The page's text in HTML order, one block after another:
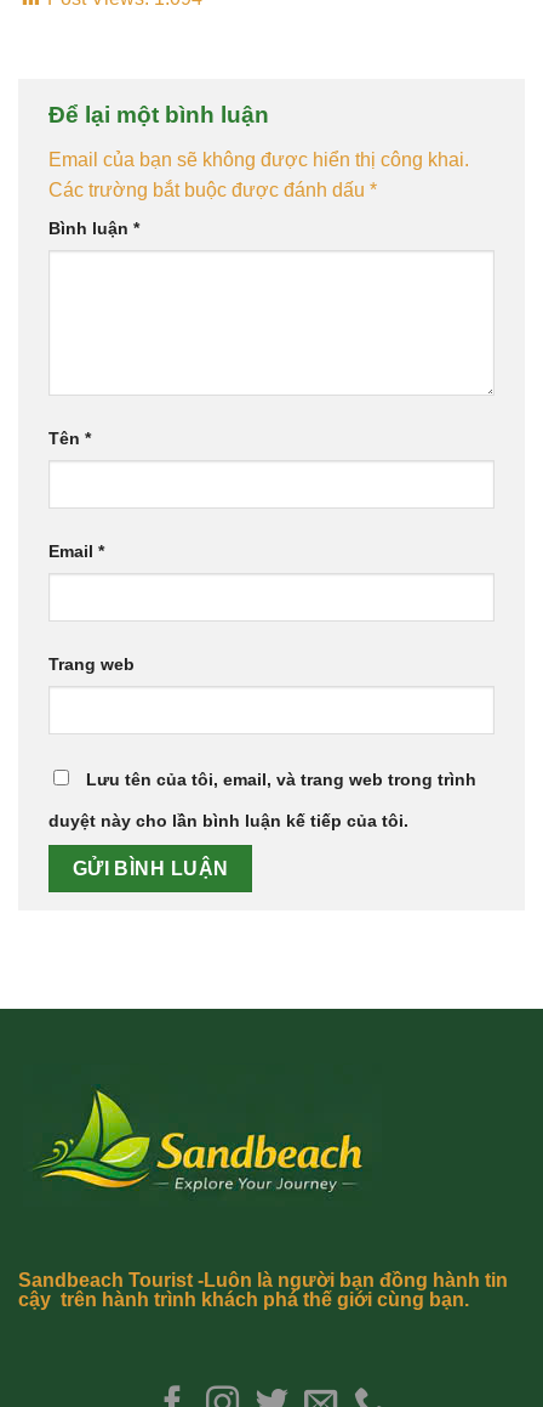
Để lại một bình luận
Email của bạn sẽ không được hiển thị công khai.
Các trường bắt buộc được đánh dấu *
Bình luận *
Tên *
Email *
Trang web
Lưu tên của tôi, email, và trang web trong trình
duyệt này cho lần bình luận kế tiếp của tôi.
Sandbeach Tourist -Luôn là người bạn đồng hành tin
cậy trên hành trình khách phá thế giới cùng bạn.